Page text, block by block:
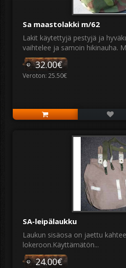
Sa maastolakki m/62
Lakit käytettyjä pestyjä ja
vaihtelee ja samoin hikinauha.
32.00€
Veroton: 25.50€
SA-leipälaukku
Laukun sisäosa on jaettu
lokeroon.Käyttämätön...
24.00€